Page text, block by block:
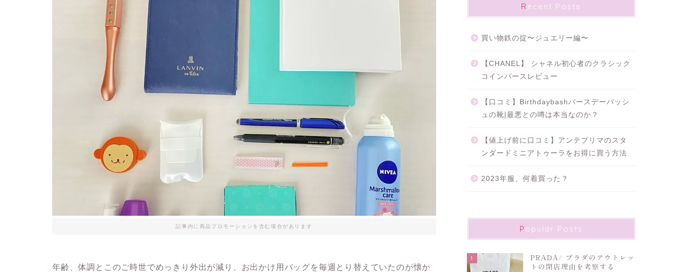
記事内に商品プロモーションを含む場合があります
年齢、体調とこのご時世でめっきり外出が減り、お出かけ用バッグを毎週とり替えていたのが懐か
Recent Posts
買い物鉄の掟〜ジュエリー編〜
【CHANEL】 シャネル初心者のクラシック
コインパースレビュー
【口コミ】Birthdaybashバースデーバッシ
ュの靴|最悪との噂は本当なのか？
【値上げ前に口コミ】アンテプリマのスタ
ンダードミニアトゥーラをお得に買う方法
2023年服、何着買った？
Popular Posts
1
PRADA/ プラダのアウトレッ
トの閉店理由を考察する